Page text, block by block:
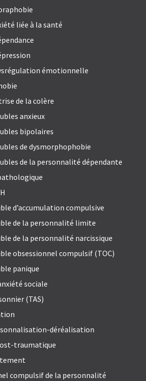
liée à la santé
émotionnelle
de la colère
anxieux
bipolaires
de dysmorphophobie
de la personnalité dépendante
d’accumulation compulsive
de la personnalité limite
de la personnalité narcissique
obsessionnel compulsif (TOC)
panique
sociale
(TAS)
déréalisation
traumatique
compulsif de la personnalité